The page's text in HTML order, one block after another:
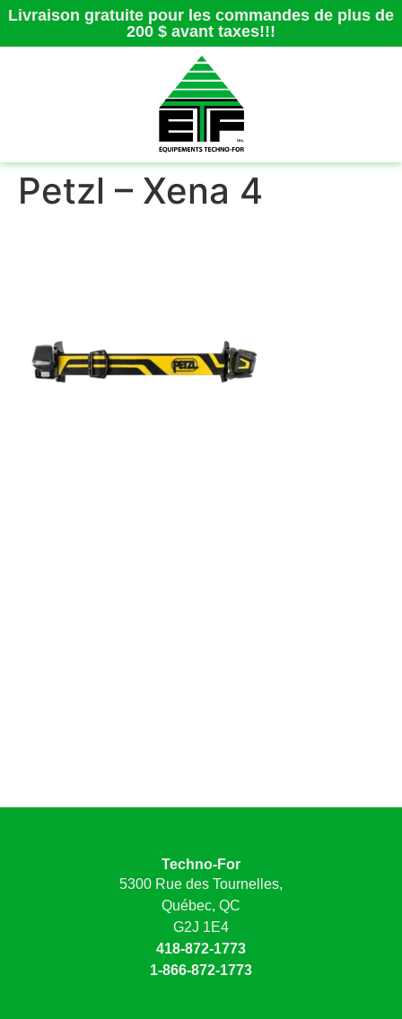
Livraison gratuite pour les commandes de plus de
200 $ avant taxes!!!
Petzl – Xena 4
Techno-For
5300 Rue des Tournelles,
Québec, QC
G2J 1E4
418-872-1773
1-866-872-1773